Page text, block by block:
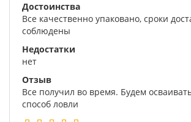
Достоинства
Все качественно упаковано, сроки
соблюдены
Недостатки
нет
Отзыв
Все получил во время. Будем
способ ловли